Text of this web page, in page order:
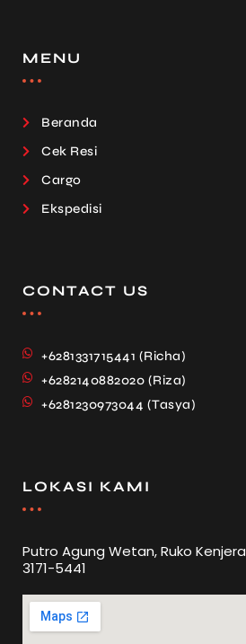
MENU
Beranda
Cek Resi
Cargo
Ekspedisi
CONTACT US
+6281331715441 (Richa)
+6282140882020 (Riza)
+6281230973044 (Tasya)
LOKASI KAMI
Putro Agung Wetan, Ruko
3171-5441